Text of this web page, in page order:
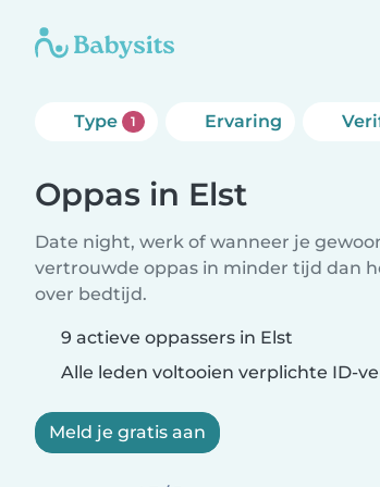
Type 1 Ervaring
Oppas in Elst
Date night, werk of wanneer je
vertrouwde oppas in minder tijd dan
over bedtijd.
9 actieve oppassers in Elst
Alle leden voltooien verplichte ID-
Meld je gratis aan